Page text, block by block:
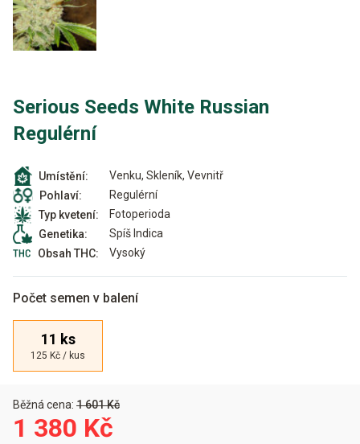
Serious Seeds White Russian
Regulérní
Umístění:
Venku, Skleník, Vevnitř
Pohlaví:
Regulérní
Typ kvetení:
Fotoperioda
Genetika:
Spíš Indica
Obsah THC:
Vysoký
Počet semen v balení
11 ks
125 Kč / kus
Běžná cena: 1 601 Kč
1 380 Kč